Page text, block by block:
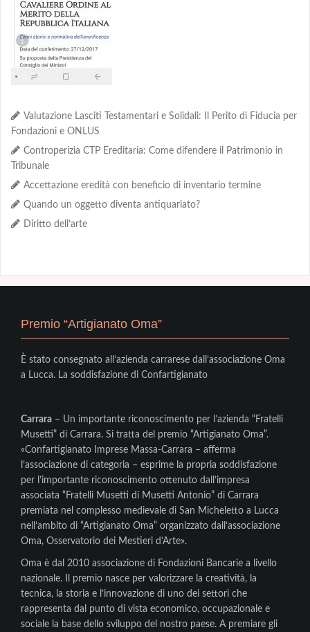
Valutazione Lasciti Testamentari e Solidali: Il Perito di Fiducia per
Fondazioni e ONLUS
Controperizia CTP Ereditaria: Come difendere il Patrimonio in
Tribunale
Accettazione eredità con beneficio di inventario termine
Quando un oggetto diventa antiquariato?
Diritto dell’arte
Premio “Artigianato Oma”
È stato consegnato all’azienda carrarese dall’associazione Oma
a Lucca. La soddisfazione di Confartigianato
Carrara – Un importante riconoscimento per l’azienda “Fratelli
Musetti” di Carrara. Si tratta del premio “Artigianato Oma”.
«Confartigianato Imprese Massa-Carrara – afferma
l’associazione di categoria – esprime la propria soddisfazione
per l’importante riconoscimento ottenuto dall’impresa
associata “Fratelli Musetti di Musetti Antonio” di Carrara
premiata nel complesso medievale di San Micheletto a Lucca
nell’ambito di “Artigianato Oma” organizzato dall’associazione
Oma, Osservatorio dei Mestieri d’Arte».
Oma è dal 2010 associazione di Fondazioni Bancarie a livello
nazionale. Il premio nasce per valorizzare la creatività, la
tecnica, la storia e l’innovazione di uno dei settori che
rappresenta dal punto di vista economico, occupazionale e
sociale la base dello sviluppo del nostro paese. A premiare gli